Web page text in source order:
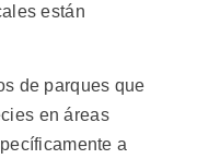
están
de parques que
en áreas
a